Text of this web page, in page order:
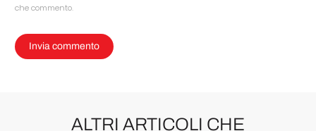
che commento.
ALTRI ARTICOLI CHE